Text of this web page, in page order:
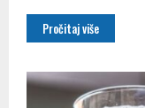
Pročitaj više